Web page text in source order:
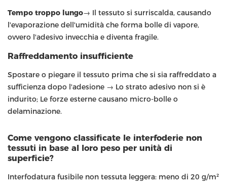
Tempo troppo lungo→ Il tessuto si surriscalda, causando
l'evaporazione dell'umidità che forma bolle di vapore,
ovvero l'adesivo invecchia e diventa fragile.
Raffreddamento insufficiente
Spostare o piegare il tessuto prima che si sia raffreddato a
sufficienza dopo l'adesione → Lo strato adesivo non si è
indurito; Le forze esterne causano micro-bolle o
delaminazione.
Come vengono classificate le interfoderie non
tessuti in base al loro peso per unità di
superficie?
Interfodatura fusibile non tessuta leggera: meno di 20 g/m²